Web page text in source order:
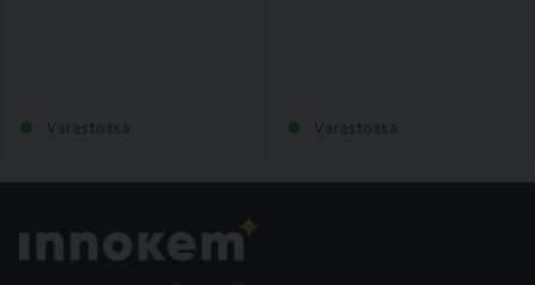
Varastossa Varastossa